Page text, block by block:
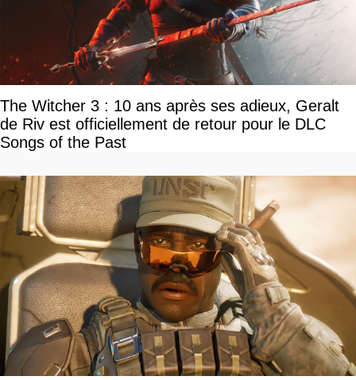
The Witcher 3 : 10 ans après ses adieux, Geralt
de Riv est officiellement de retour pour le DLC
Songs of the Past